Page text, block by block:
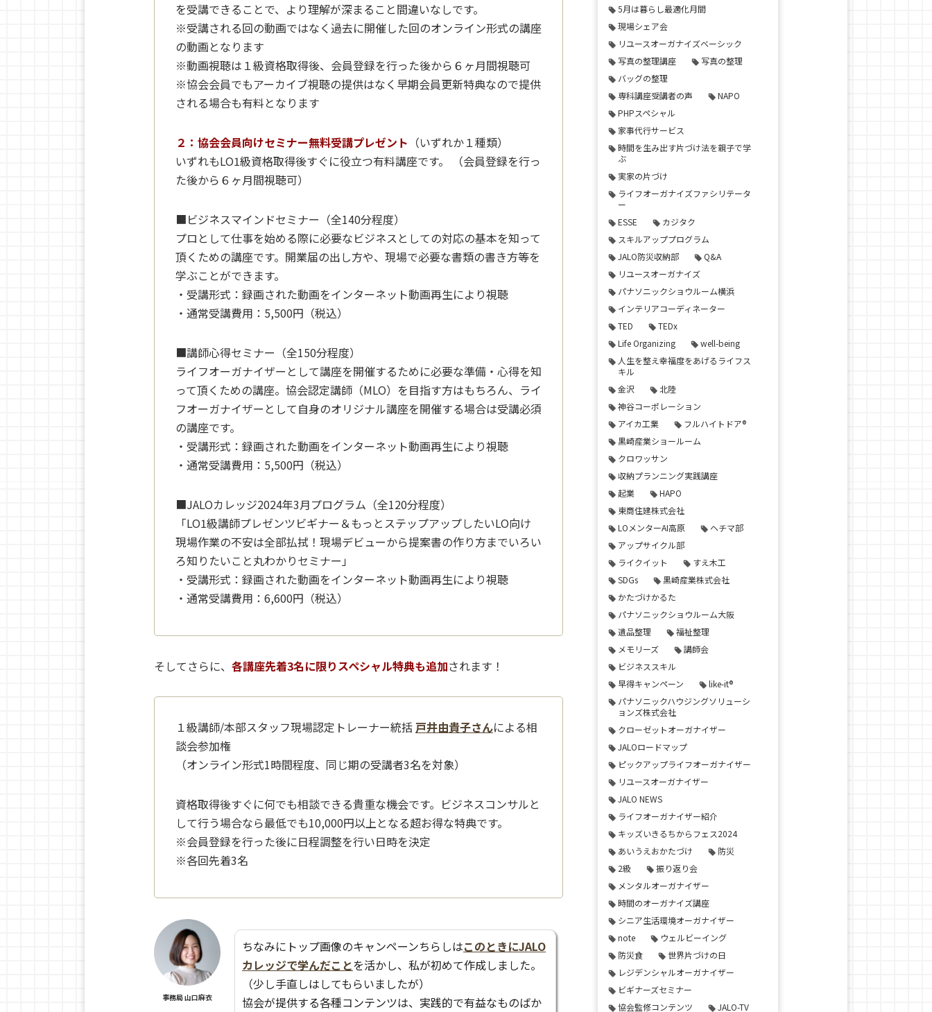
を受講できることで、より理解が深まること間違いなしです。
※受講される回の動画ではなく過去に開催した回のオンライン形式の講座
の動画となります
※動画視聴は１級資格取得後、会員登録を行った後から６ヶ月間視聴可
※協会会員でもアーカイブ視聴の提供はなく早期会員更新特典なので提供
される場合も有料となります
２：協会会員向けセミナー無料受講プレゼント （いずれか１種類）
いずれもLO1級資格取得後すぐに役立つ有料講座です。 （会員登録を行っ
た後から６ヶ月間視聴可）
■ビジネスマインドセミナー（全140分程度）
プロとして仕事を始める際に必要なビジネスとしての対応の基本を知って
頂くための講座です。開業届の出し方や、現場で必要な書類の書き方等を
学ぶことができます。
・受講形式：録画された動画をインターネット動画再生により視聴
・通常受講費用：5,500円（税込）
■講師心得セミナー（全150分程度）
ライフオーガナイザーとして講座を開催するために必要な準備・心得を知
って頂くための講座。協会認定講師（MLO）を目指す方はもちろん、ライ
フオーガナイザーとして自身のオリジナル講座を開催する場合は受講必須
の講座です。
・受講形式：録画された動画をインターネット動画再生により視聴
・通常受講費用：5,500円（税込）
■JALOカレッジ2024年3月プログラム（全120分程度）
「LO1級講師プレゼンツビギナー＆もっとステップアップしたいLO向け
現場作業の不安は全部払拭！現場デビューから提案書の作り方までいろい
ろ知りたいこと丸わかりセミナー」
・受講形式：録画された動画をインターネット動画再生により視聴
・通常受講費用：6,600円（税込）
そしてさらに、 各講座先着3名に限りスペシャル特典も追加されます！
１級講師/本部スタッフ現場認定トレーナー統括 戸井由貴子さんによる相
談会参加権
（オンライン形式1時間程度、同じ期の受講者3名を対象）
資格取得後すぐに何でも相談できる貴重な機会です。ビジネスコンサルと
して行う場合なら最低でも10,000円以上となる超お得な特典です。
※会員登録を行った後に日程調整を行い日時を決定
※各回先着3名
事務局 山口麻衣
ちなみにトップ画像のキャンペーンちらしはこのときにJALO
カレッジで学んだことを活かし、私が初めて作成しました。
（少し手直しはしてもらいましたが）
協会が提供する各種コンテンツは、実践的で有益なものばか
5月は暮らし最適化月間
現場シェア会
リユースオーガナイズベーシック
写真の整理講座
写真の整理
バッグの整理
専科講座受講者の声
NAPO
PHPスペシャル
家事代行サービス
時間を生み出す片づけ法を親子で学
ぶ
実家の片づけ
ライフオーガナイズファシリテータ
ー
ESSE
カジタク
スキルアッププログラム
JALO防災収納部
Q&A
リユースオーガナイズ
パナソニックショウルーム横浜
インテリアコーディネーター
TED
TEDx
Life Organizing
well-being
人生を整え幸福度をあげるライフス
キル
金沢
北陸
神谷コーポレーション
アイカ工業
フルハイトドア®
黒崎産業ショールーム
クロワッサン
収納プランニング実践講座
起業
HAPO
東商住建株式会社
LOメンターAI高原
ヘチマ部
アップサイクル部
ライクイット
すえ木工
SDGs
黒崎産業株式会社
かたづけかるた
パナソニックショウルーム大阪
遺品整理
福祉整理
メモリーズ
講師会
ビジネススキル
早得キャンペーン
like-it®
パナソニックハウジングソリューシ
ョンズ株式会社
クローゼットオーガナイザー
JALOロードマップ
ピックアップライフオーガナイザー
リユースオーガナイザー
JALO NEWS
ライフオーガナイザー紹介
キッズいきるちからフェス2024
あいうえおかたづけ
防災
2級
振り返り会
メンタルオーガナイザー
時間のオーガナイズ講座
シニア生活環境オーガナイザー
note
ウェルビーイング
防災食
世界片づけの日
レジデンシャルオーガナイザー
ビギナーズセミナー
協会監修コンテンツ
JALO-TV